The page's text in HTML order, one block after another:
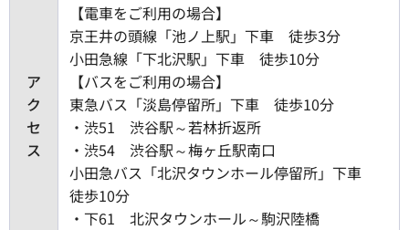
ア
ク
セ
ス
【電車をご利用の場合】
京王井の頭線「池ノ上駅」下車 徒歩3分
小田急線「下北沢駅」下車 徒歩10分
【バスをご利用の場合】
東急バス「淡島停留所」下車 徒歩10分
・渋51 渋谷駅～若林折返所
・渋54 渋谷駅～梅ヶ丘駅南口
小田急バス「北沢タウンホール停留所」下車
徒歩10分
・下61 北沢タウンホール～駒沢陸橋